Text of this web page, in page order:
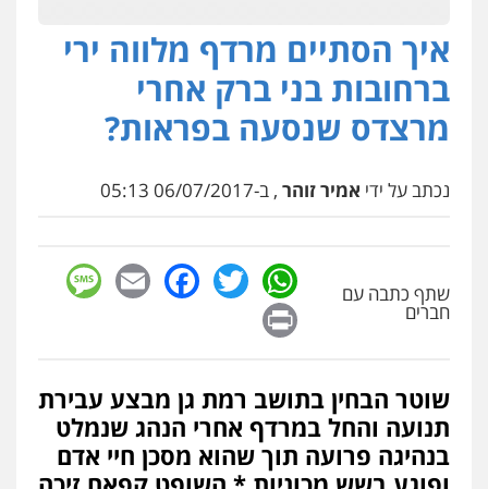
איך הסתיים מרדף מלווה ירי
ברחובות בני ברק אחרי
מרצדס שנסעה בפראות?
נכתב על ידי אמיר זוהר , ב-06/07/2017 05:13
שתף כתבה עם
חברים
WhatsApp
Twitter
Facebook
Email
שוטר הבחין בתושב רמת גן מבצע עבירת
תנועה והחל במרדף אחרי הנהג שנמלט
בנהיגה פרועה תוך שהוא מסכן חיי אדם